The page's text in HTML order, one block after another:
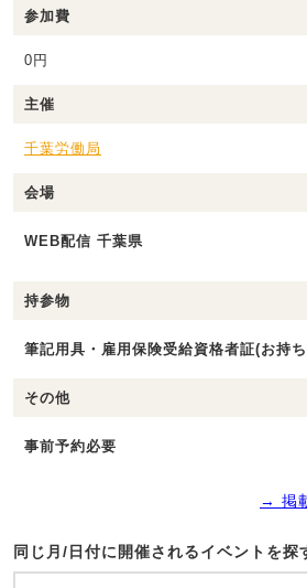
参加費
0円
主催
千葉労働局
会場
WEB配信 千葉県
持参物
筆記用具・雇用保険受給資格者証(お持
その他
事前予約必要
→ 掲
同じ月/日付に開催されるイベントを探